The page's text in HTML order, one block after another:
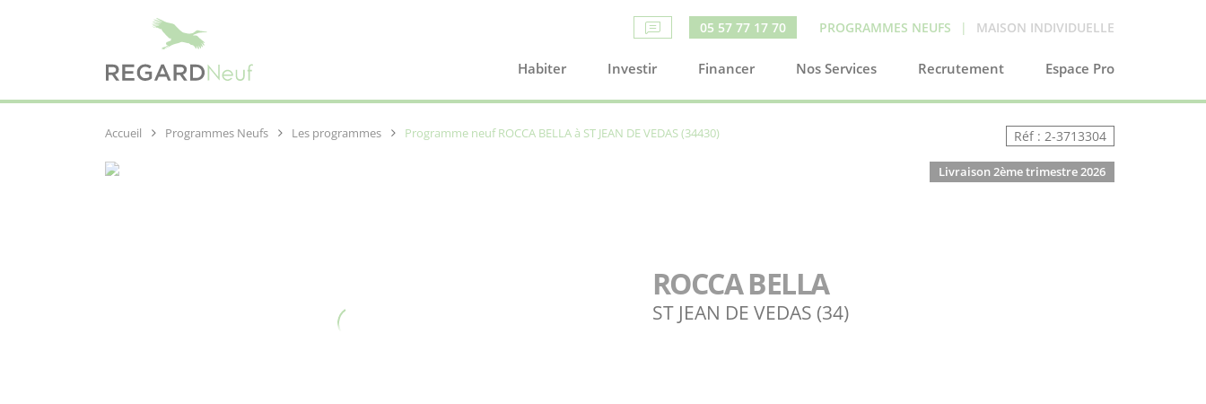
05 57 77 17 70 PROGRAMMES NEUFS | MAISON INDIVIDUELLE
Habiter Investir Financer Nos Services Recrutement Espace Pro
Programmes Neufs Les programmes Programme neuf ROCCA BELLA à ST JEAN DE VEDAS (34430) Réf : 2-3713304
ROCCA BELLA
ST JEAN DE VEDAS (34)
Livraison 2ème trimestre 2026